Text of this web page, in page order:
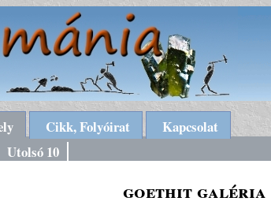
Cikk, Folyóirat
Kapcsolat
Utolsó 10
goethit galéria